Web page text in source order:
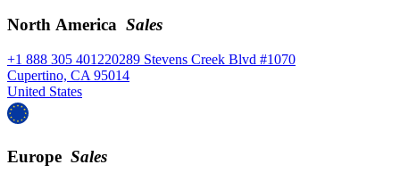
North America Sales
+1 888 305 401220289 Stevens Creek Blvd #1070
Cupertino, CA 95014
United States
Europe Sales